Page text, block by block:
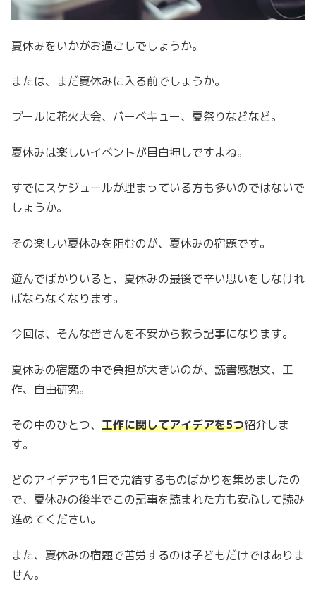
夏休みをいかがお過ごしでしょうか。
または、まだ夏休みに入る前でしょうか。
プールに花火大会、バーベキュー、夏祭りなどなど。
夏休みは楽しいイベントが目白押しですよね。
すでにスケジュールが埋まっている方も多いのではないで
しょうか。
その楽しい夏休みを阻むのが、夏休みの宿題です。
遊んでばかりいると、夏休みの最後で辛い思いをしなけれ
ばならなくなります。
今回は、そんな皆さんを不安から救う記事になります。
夏休みの宿題の中で負担が大きいのが、読書感想文、工
作、自由研究。
その中のひとつ、 工作に関してアイデアを5つ紹介しま
す。
どのアイデアも1日で完結するものばかりを集めましたの
で、夏休みの後半でこの記事を読まれた方も安心して読み
進めてください。
また、夏休みの宿題で苦労するのは子どもだけではありま
せん。